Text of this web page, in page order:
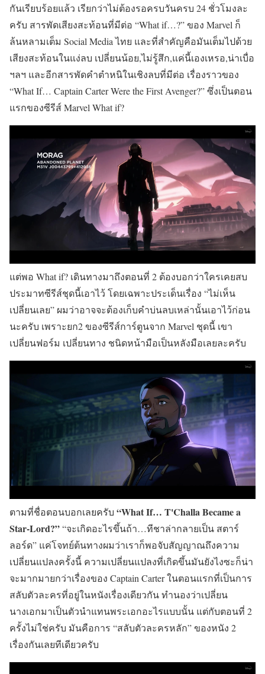
กันเรียบร้อยแล้ว เรียกว่าไม่ต้องรอครบวันครบ 24 ชั่วโมงละ
ครับ สารพัดเสียงสะท้อนที่มีต่อ “What if…?” ของ Marvel ก็
ล้นหลามเต็ม Social Media ไทย และที่สำคัญคือมันเต็มไปด้วย
เสียงสะท้อนในแง่ลบ เปลี่ยนน้อย,ไม่รู้สึก,แค่นี้เองเหรอ,น่าเบื่อ
ฯลฯ และอีกสารพัดคำตำหนิในเชิงลบที่มีต่อ เรื่องราวของ
“What If… Captain Carter Were the First Avenger?” ซึ่งเป็นตอน
แรกของซีรีส์ Marvel What if?
แต่พอ What if? เดินทางมาถึงตอนที่ 2 ต้องบอกว่าใครเคยสบ
ประมาทซีรีส์ชุดนี้เอาไว้ โดยเฉพาะประเด็นเรื่อง “ไม่เห็น
เปลี่ยนเลย” ผมว่าอาจจะต้องเก็บคำบ่นลบเหล่านั้นเอาไว้ก่อน
นะครับ เพราะยก2 ของซีรีส์การ์ตูนจาก Marvel ชุดนี้ เขา
เปลี่ยนฟอร์ม เปลี่ยนทาง ชนิดหน้ามือเป็นหลังมือเลยละครับ
ตามที่ชื่อตอนบอกเลยครับ “What If… T'Challa Became a
Star-Lord?”“จะเกิดอะไรขึ้นถ้า…ทีชาล่ากลายเป็น สตาร์
ลอร์ด” แค่โจทย์ต้นทางผมว่าเราก็พอจับสัญญาณถึงความ
เปลี่ยนแปลงครั้งนี้ ความเปลี่ยนแปลงที่เกิดขึ้นมันยังไงซะก็น่า
จะมากมายกว่าเรื่องของ Captain Carter ในตอนแรกที่เป็นการ
สลับตัวละครที่อยู่ในหนังเรื่องเดียวกัน ทำนองว่าเปลี่ยน
นางเอกมาเป็นตัวนำแทนพระเอกอะไรแบบนั้น แต่กับตอนที่ 2
ครั้งไม่ใช่ครับ มันคือการ “สลับตัวละครหลัก” ของหนัง 2
เรื่องกันเลยทีเดียวครับ